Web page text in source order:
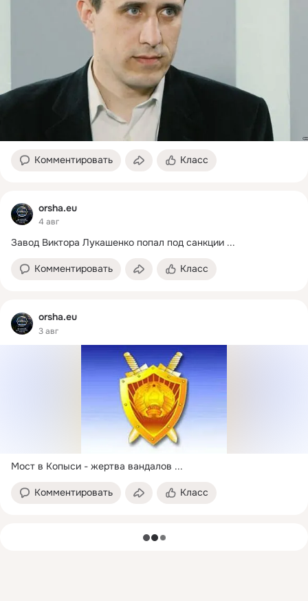
Комментировать Класс
orsha.eu
4 авг
Завод Виктора Лукашенко попал под санкции ...
Комментировать Класс
orsha.eu
3 авг
Мост в Копыси - жертва вандалов ...
Комментировать Класс